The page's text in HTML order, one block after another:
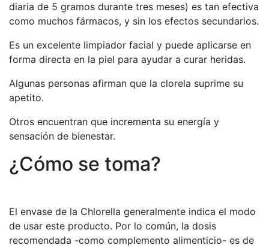
diaria de 5 gramos durante tres meses) es tan efectiva
como muchos fármacos, y sin los efectos secundarios.
Es un excelente limpiador facial y puede aplicarse en
forma directa en la piel para ayudar a curar heridas.
Algunas personas afirman que la clorela suprime su
apetito.
Otros encuentran que incrementa su energía y
sensación de bienestar.
¿Cómo se toma?
El envase de la Chlorella generalmente indica el modo
de usar este producto. Por lo común, la dosis
recomendada -como complemento alimenticio- es de